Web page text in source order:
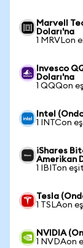
Marvell
Doları'na
1 MRVLon
Invesco
Doları'na
1 QQQon
Intel
1 INTCon
iShares
Amerikan
1 IBITon
Tesla
1 TSLAon
NVIDIA
1 NVDAon